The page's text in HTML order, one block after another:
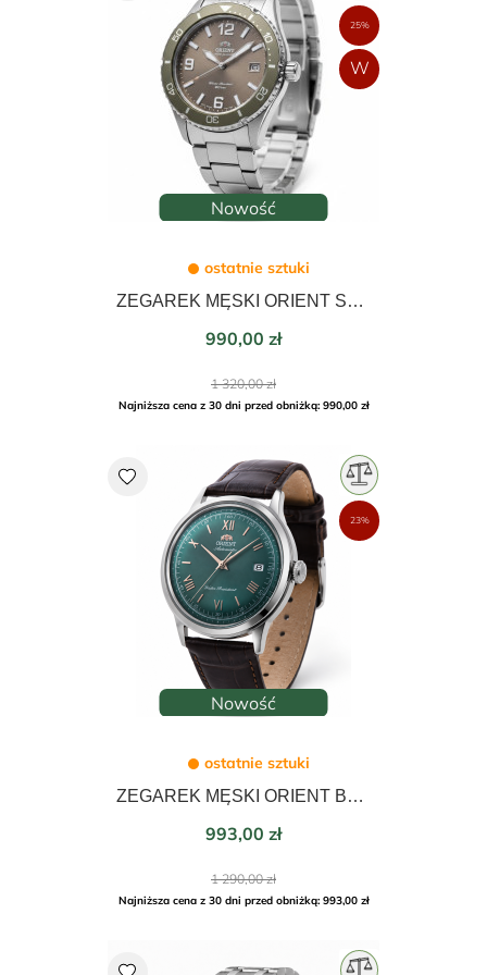
Nowość
ostatnie sztuki
ZEGAREK MĘSKI ORIENT SPORTS MAKO DIVER SOLAR 40mm RA-WJ0004Y10B
Cena
990,00 zł
Cena
podstawowa
1 320,00 zł
Najniższa cena z 30 dni przed obniżką: 990,00 zł
25%
Nowość
ostatnie sztuki
ZEGAREK MĘSKI ORIENT BAMBINO CLASSIC AUTOMATIC 40mm RA-AC0023E30B
Cena
993,00 zł
Cena
podstawowa
1 290,00 zł
Najniższa cena z 30 dni przed obniżką: 993,00 zł
favorite
23%